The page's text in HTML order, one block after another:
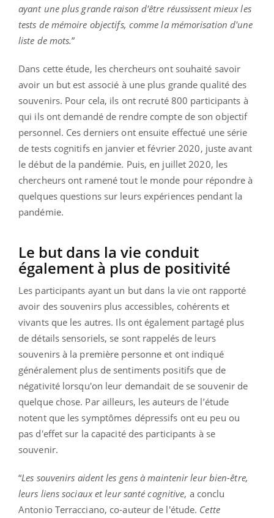
ayant une plus grande raison d'être réussissent mieux les
tests de mémoire objectifs, comme la mémorisation d'une
liste de mots.”
Dans cette étude, les chercheurs ont souhaité savoir
avoir un but est associé à une plus grande qualité des
souvenirs. Pour cela, ils ont recruté 800 participants à
qui ils ont demandé de rendre compte de son objectif
personnel. Ces derniers ont ensuite effectué une série
de tests cognitifs en janvier et février 2020, juste avant
le début de la pandémie. Puis, en juillet 2020, les
chercheurs ont ramené tout le monde pour répondre à
quelques questions sur leurs expériences pendant la
pandémie.
Le but dans la vie conduit
également à plus de positivité
Les participants ayant un but dans la vie ont rapporté
avoir des souvenirs plus accessibles, cohérents et
vivants que les autres. Ils ont également partagé plus
de détails sensoriels, se sont rappelés de leurs
souvenirs à la première personne et ont indiqué
généralement plus de sentiments positifs que de
négativité lorsqu'on leur demandait de se souvenir de
quelque chose. Par ailleurs, les auteurs de l’étude
notent que les symptômes dépressifs ont eu peu ou
pas d'effet sur la capacité des participants à se
souvenir.
“Les souvenirs aident les gens à maintenir leur bien-être,
leurs liens sociaux et leur santé cognitive, a conclu
Antonio Terracciano, co-auteur de l'étude. Cette